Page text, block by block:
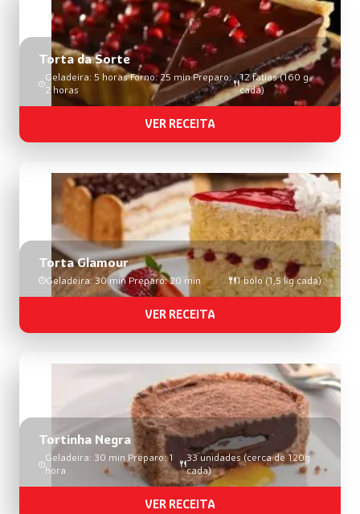
Torta da Sorte
Geladeira: 5 horas Forno: 25 min Preparo:
2 horas
12 fatias (160 g
cada)
VER RECEITA
Torta Glamour
Geladeira: 30 min Preparo: 20 min 1 bolo (1,5 kg cada)
VER RECEITA
Tortinha Negra
Geladeira: 30 min Preparo: 1
hora
33 unidades (cerca de 120g
cada)
VER RECEITA